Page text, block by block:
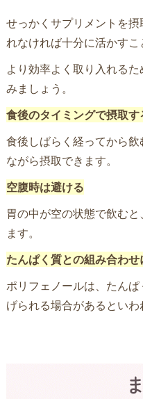
せっかくサプリメントを
れなければ十分に活かすこ
より効率よく取り入れる
みましょう。
食後のタイミングで摂取す
食後しばらく経ってから
ながら摂取できます。
空腹時は避ける
胃の中が空の状態で飲む
ます。
たんぱく質との組み合わせ
ポリフェノールは、たん
げられる場合があるといわ